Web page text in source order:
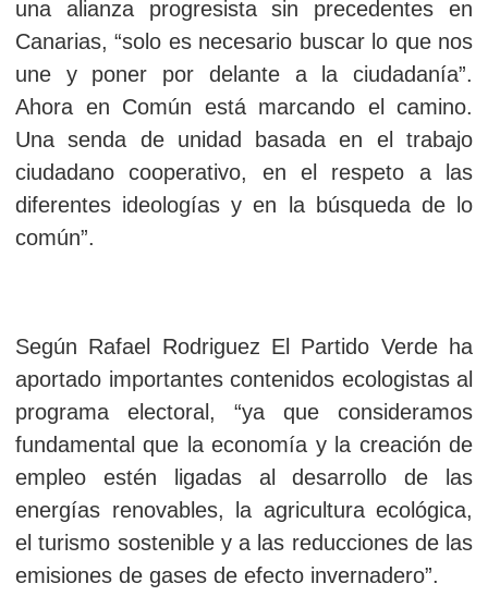
una alianza progresista sin precedentes en
Canarias, “solo es necesario buscar lo que nos
une y poner por delante a la ciudadanía”.
Ahora en Común está marcando el camino.
Una senda de unidad basada en el trabajo
ciudadano cooperativo, en el respeto a las
diferentes ideologías y en la búsqueda de lo
común”.
Según Rafael Rodriguez El Partido Verde ha
aportado importantes contenidos ecologistas al
programa electoral, “ya que consideramos
fundamental que la economía y la creación de
empleo estén ligadas al desarrollo de las
energías renovables, la agricultura ecológica,
el turismo sostenible y a las reducciones de las
emisiones de gases de efecto invernadero”.